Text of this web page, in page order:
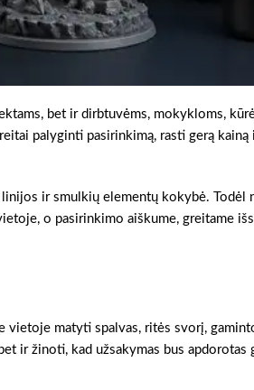
bet ir dirbtuvėms, mokykloms,
palyginti pasirinkimą, rasti gerą
linijos ir smulkių elementų kokybė. Todėl
o pasirinkimo aiškume, greitame
vietoje matyti spalvas, ritės svorį,
ir žinoti, kad užsakymas bus apdorotas